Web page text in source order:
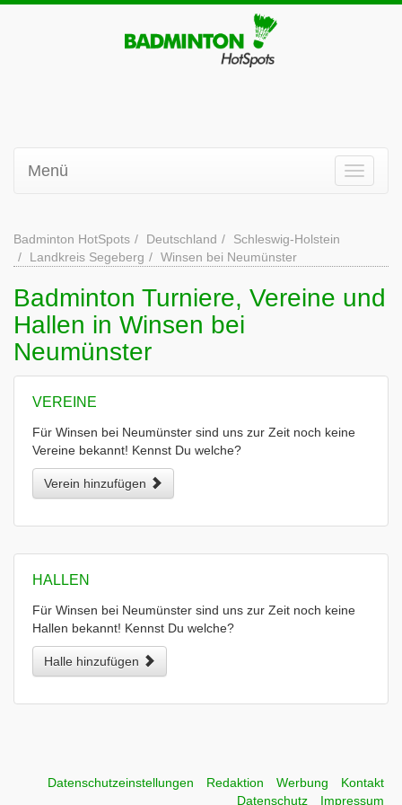
Menü
Badminton HotSpots Deutschland
Schleswig-Holstein
Landkreis Segeberg
Winsen bei Neumünster
Badminton Turniere, Vereine und
Hallen in Winsen bei
Neumünster
VEREINE
Für Winsen bei Neumünster sind uns zur Zeit noch keine
Vereine bekannt! Kennst Du welche?
Verein hinzufügen
HALLEN
Für Winsen bei Neumünster sind uns zur Zeit noch keine
Hallen bekannt! Kennst Du welche?
Halle hinzufügen
Datenschutzeinstellungen Redaktion Werbung
Kontakt
Datenschutz
Impressum